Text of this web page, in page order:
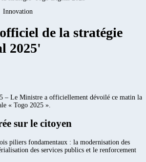
Innovation
de la stratégie
2025'
– Le Ministre a officiellement dévoilé ce matin la
« Togo 2025 ».
sur le citoyen
piliers fondamentaux : la modernisation des
des services publics et le renforcement